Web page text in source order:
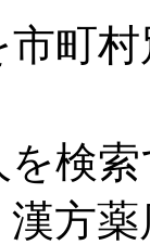
町
検
方